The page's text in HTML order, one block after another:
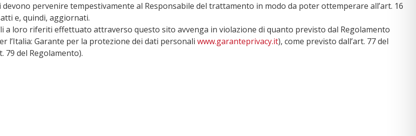
pervenire tempestivamente al Responsabile del trattamento in modo da poter ottemperare all’art. 16
e, quindi, aggiornati.
loro riferiti effettuato attraverso questo sito avvenga in violazione di quanto previsto dal Regolamento
Garante per la protezione dei dati personali www.garanteprivacy.it), come previsto dall’art. 77 del
79 del Regolamento).